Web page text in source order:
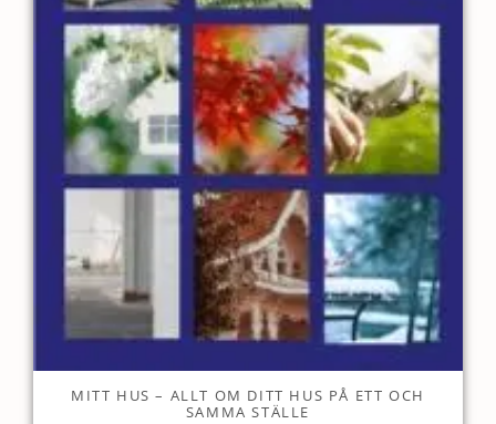
MITT HUS – ALLT OM DITT HUS PÅ ETT OCH
SAMMA STÄLLE